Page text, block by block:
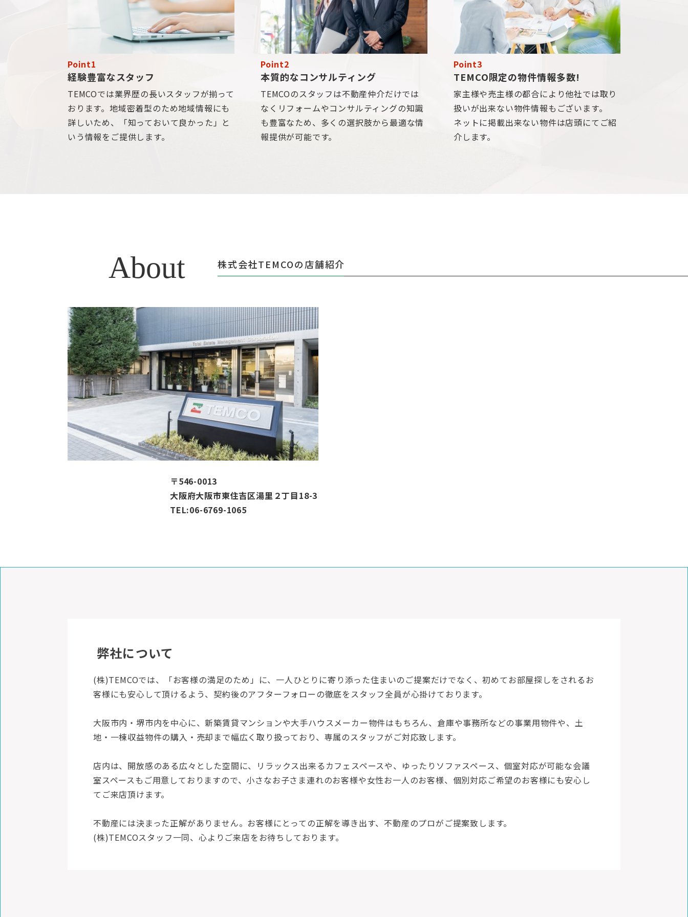
Point1
経験豊富なスタッフ
TEMCOでは業界歴の長いスタッフが揃って
おります。地域密着型のため地域情報にも
詳しいため、「知っておいて良かった」と
いう情報をご提供します。
Point2
本質的なコンサルティング
TEMCOのスタッフは不動産仲介だけでは
なくリフォームやコンサルティングの知識
も豊富なため、多くの選択肢から最適な情
報提供が可能です。
Point3
TEMCO限定の物件情報多数!
家主様や売主様の都合により他社では取り
扱いが出来ない物件情報もございます。
ネットに掲載出来ない物件は店頭にてご紹
介します。
About 株式会社TEMCOの店舗紹介
〒546-0013
大阪府大阪市東住吉区湯里２丁目18-3
TEL:06-6769-1065
弊社について
(株)TEMCOでは、「お客様の満足のため」に、一人ひとりに寄り添った住まいのご提案だけでなく、初めてお部屋探しをされるお
客様にも安心して頂けるよう、契約後のアフターフォローの徹底をスタッフ全員が心掛けております。
大阪市内・堺市内を中心に、新築賃貸マンションや大手ハウスメーカー物件はもちろん、倉庫や事務所などの事業用物件や、土
地・一棟収益物件の購入・売却まで幅広く取り扱っており、専属のスタッフがご対応致します。
店内は、開放感のある広々とした空間に、リラックス出来るカフェスペースや、ゆったりソファスペース、個室対応が可能な会議
室スペースもご用意しておりますので、小さなお子さま連れのお客様や女性お一人のお客様、個別対応ご希望のお客様にも安心し
てご来店頂けます。
不動産には決まった正解がありません。お客様にとっての正解を導き出す、不動産のプロがご提案致します。
(株)TEMCOスタッフ一同、心よりご来店をお待ちしております。